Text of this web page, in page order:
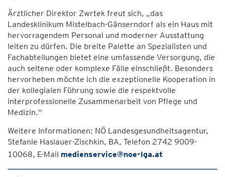
Ärztlicher Direktor Zwrtek freut sich, „das
Landesklinikum Mistelbach-Gänserndorf als ein Haus mit
hervorragendem Personal und moderner Ausstattung
leiten zu dürfen. Die breite Palette an Spezialisten und
Fachabteilungen bietet eine umfassende Versorgung, die
auch seltene oder komplexe Fälle einschließt. Besonders
hervorheben möchte ich die exzeptionelle Kooperation in
der kollegialen Führung sowie die respektvolle
interprofessionelle Zusammenarbeit von Pflege und
Medizin.“
Weitere Informationen: NÖ Landesgesundheitsagentur,
Stefanie Haslauer-Zischkin, BA, Telefon 2742 9009-
10068, E-Mail medienservice@noe-lga.at